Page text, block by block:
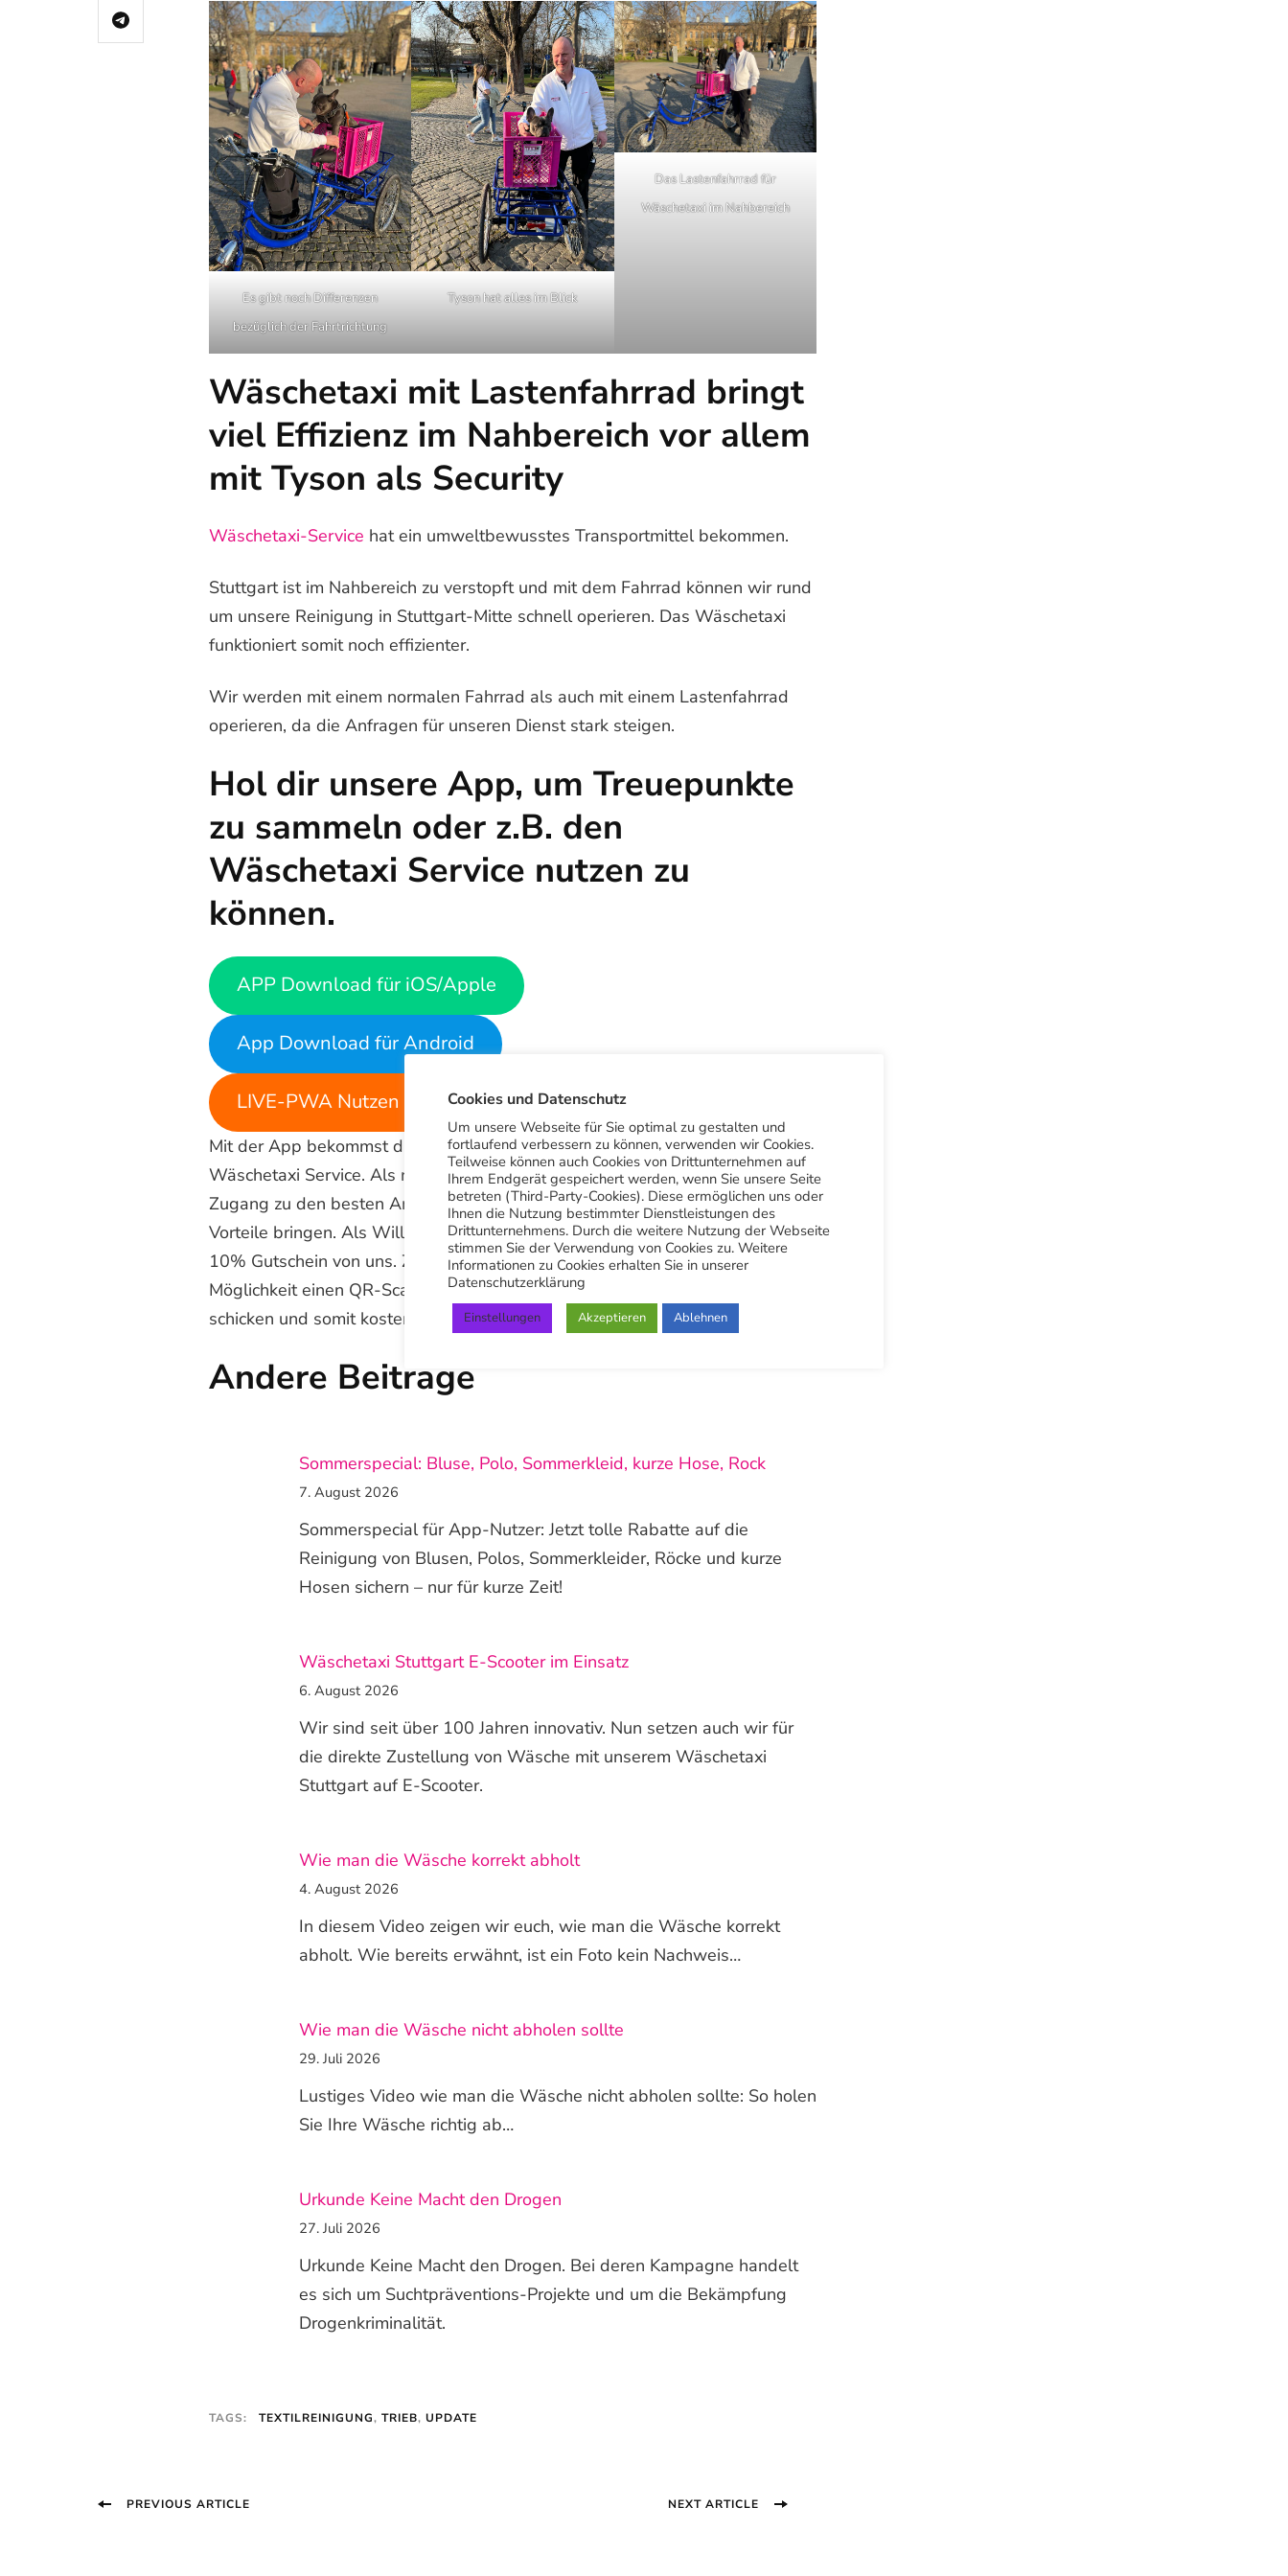
Es gibt noch Differenzen
bezüglich der Fahrtrichtung
Tyson hat alles im Blick
Das Lastenfahrrad für
Wäschetaxi im Nahbereich
Wäschetaxi mit Lastenfahrrad bringt
viel Effizienz im Nahbereich vor allem
mit Tyson als Security
Wäschetaxi-Service hat ein umweltbewusstes Transportmittel bekommen.
Stuttgart ist im Nahbereich zu verstopft und mit dem Fahrrad können wir rund
um unsere Reinigung in Stuttgart-Mitte schnell operieren. Das Wäschetaxi
funktioniert somit noch effizienter.
Wir werden mit einem normalen Fahrrad als auch mit einem Lastenfahrrad
operieren, da die Anfragen für unseren Dienst stark steigen.
Hol dir unsere App, um Treuepunkte
zu sammeln oder z.B. den
Wäschetaxi Service nutzen zu
können.
APP Download für iOS/Apple
App Download für Android
LIVE-PWA Nutzen ohne App-Installation
Mit der App bekommst du nicht nur die Bestellmöglichkeit für unseren
Wäschetaxi Service. Als registrierter Nutzer bekommst du mehrfach im Monat
Zugang zu den besten Angeboten, sowie zu den Treuepunkten, die weitere
Vorteile bringen. Als Willkommensgeschenk bekommst du automatisch einen
10% Gutschein von uns. Zu den weiteren Vorteilen der App gehört die
Möglichkeit einen QR-Scanner zu nutzen und uns Bilder von Flecken zu
schicken und somit kostenlos einen Rat oder Kostenvoranschlag einzuholen.
Andere Beiträge
Sommerspecial: Bluse, Polo, Sommerkleid, kurze Hose, Rock
7. August 2026
Sommerspecial für App-Nutzer: Jetzt tolle Rabatte auf die
Reinigung von Blusen, Polos, Sommerkleider, Röcke und kurze
Hosen sichern – nur für kurze Zeit!
Wäschetaxi Stuttgart E-Scooter im Einsatz
6. August 2026
Wir sind seit über 100 Jahren innovativ. Nun setzen auch wir für
die direkte Zustellung von Wäsche mit unserem Wäschetaxi
Stuttgart auf E-Scooter.
Wie man die Wäsche korrekt abholt
4. August 2026
In diesem Video zeigen wir euch, wie man die Wäsche korrekt
abholt. Wie bereits erwähnt, ist ein Foto kein Nachweis…
Wie man die Wäsche nicht abholen sollte
29. Juli 2026
Lustiges Video wie man die Wäsche nicht abholen sollte: So holen
Sie Ihre Wäsche richtig ab…
Urkunde Keine Macht den Drogen
27. Juli 2026
Urkunde Keine Macht den Drogen. Bei deren Kampagne handelt
es sich um Suchtpräventions-Projekte und um die Bekämpfung
Drogenkriminalität.
TAGS: TEXTILREINIGUNG, TRIEB, UPDATE
PostPREVIOUS ARTICLE NEXT ARTICLE
Cookies und Datenschutz
Um unsere Webseite für Sie optimal zu gestalten und
fortlaufend verbessern zu können, verwenden wir Cookies.
Teilweise können auch Cookies von Drittunternehmen auf
Ihrem Endgerät gespeichert werden, wenn Sie unsere Seite
betreten (Third-Party-Cookies). Diese ermöglichen uns oder
Ihnen die Nutzung bestimmter Dienstleistungen des
Drittunternehmens. Durch die weitere Nutzung der Webseite
stimmen Sie der Verwendung von Cookies zu. Weitere
Informationen zu Cookies erhalten Sie in unserer
Datenschutzerklärung
Einstellungen Akzeptieren Ablehnen